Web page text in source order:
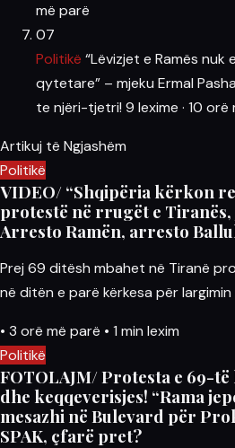
më parë
07
Politikë “Lëvizjet e Ramës
qytetare” – mjeku Ermal
te njëri-tjetri! 9 lexime · 10 orë
Artikuj të Ngjashëm
Politikë
VIDEO/ “Shqipëria kërkon
protestë në rrugët e
Arresto Ramën, arresto
Prej 69 ditësh mbahet në Tiranë
në ditën e parë kërkesa për largimin
• 3 orë më parë • 1 min lexim
Politikë
FOTOLAJM/ Protesta e 69-
dhe keqqeverisjes! “Rama
mesazhi në Bulevard për
SPAK, çfarë pret?